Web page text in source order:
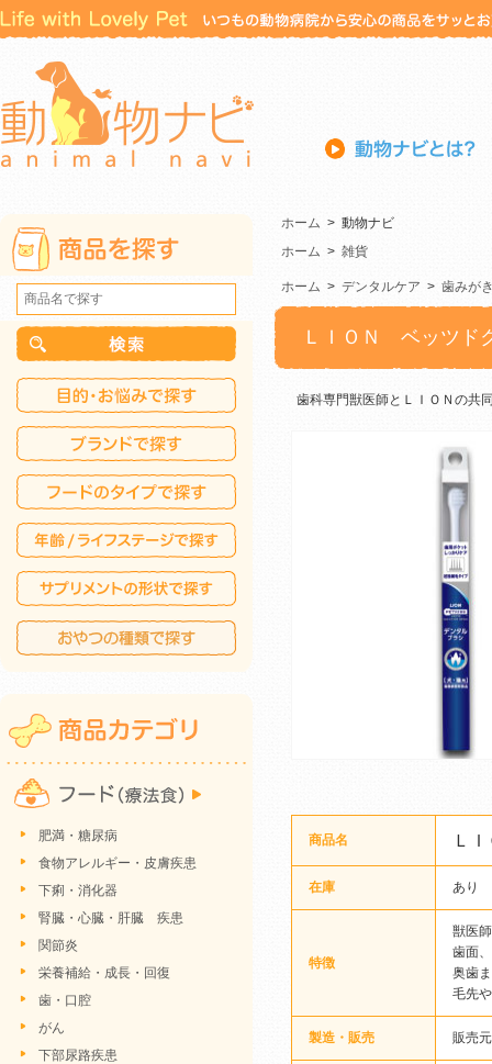
ホーム > 動物ナビ
ホーム > 雑貨
ホーム > デンタルケア > 歯みが
ＬＩＯＮ ベッツド
歯科専門獣医師とＬＩＯＮの共
商品名 Ｌ
在庫 あり
特徴
獣医
歯面
奥歯
毛先
製造・販売 販売
肥満・糖尿病
食物アレルギー・皮膚疾患
下痢・消化器
腎臓・心臓・肝臓 疾患
関節炎
栄養補給・成長・回復
歯・口腔
がん
下部尿路疾患